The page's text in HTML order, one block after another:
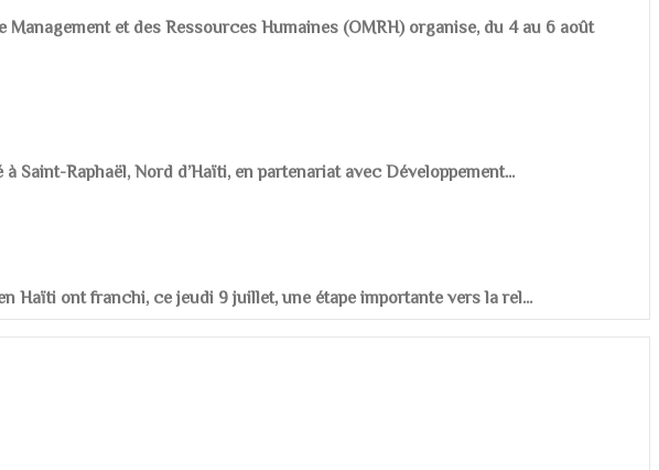
et des Ressources Humaines (OMRH) organise, du 4 au 6 août
Raphaël, Nord d’Haïti, en partenariat avec Développement...
Haïti ont franchi, ce jeudi 9 juillet, une étape importante vers la rel...